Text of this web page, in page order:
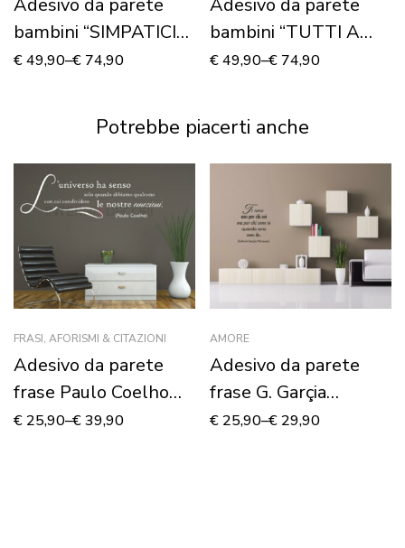
Adesivo da parete
bambini “SIMPATICI
ANIMALI” – Adesivo
€49,90–€ 74,90
Adesivo da parete
bambini “TUTTI A
BORDO!” – Adesivo
€49,90–€ 74,90
Potrebbe piacerti anche
FRASI, AFORISMI & CITAZIONI
Adesivo da parete
frase Paulo Coelho
“L’UNIVERSO HA
€ 25,90–€39,90
AMORE
Adesivo da parete
frase G. Garçia
Marquez “TI AMO
€ 25,90–€ 29,90